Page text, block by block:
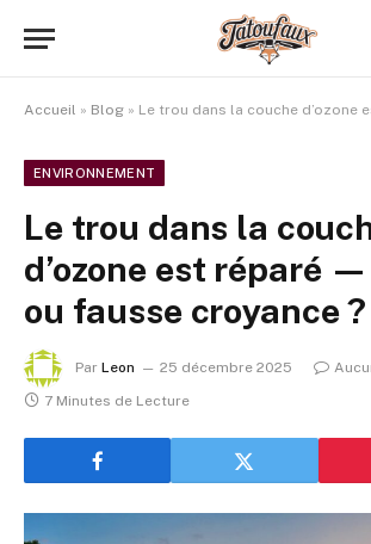
Accueil » Blog » Le trou dans la couche d’ozone est réparé —
ENVIRONNEMENT
Le trou dans la
d’ozone est réparé
ou fausse croyance ?
Par Leon 25 décembre 2025
7 Minutes de Lecture